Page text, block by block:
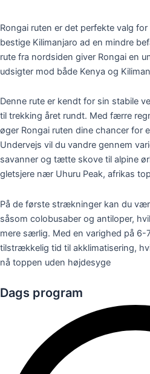
Rongai ruten er det perfekte valg
bestige Kilimanjaro ad en mindre
rute fra nordsiden giver Rongai en
udsigter mod både Kenya og
Denne rute er kendt for sin stabile
til trekking året rundt. Med færre
øger Rongai ruten dine chancer for
Undervejs vil du vandre gennem
savanner og tætte skove til alpine
gletsjere nær Uhuru Peak, afrikas
På de første strækninger kan du
såsom colobusaber og antiloper,
mere særlig. Med en varighed på 6-
tilstrækkelig tid til akklimatisering,
nå toppen uden højdesyge
Dags program